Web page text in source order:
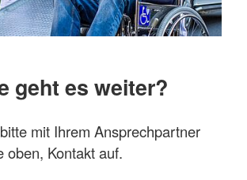
geht es weiter?
mit Ihrem Ansprechpartner
oben, Kontakt auf.